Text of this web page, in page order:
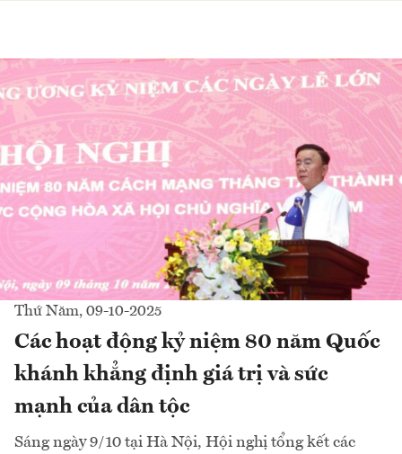
Thứ Năm, 09-10-2025
Các hoạt động kỷ niệm 80 năm Quốc
khánh khẳng định giá trị và sức
mạnh của dân tộc
Sáng ngày 9/10 tại Hà Nội, Hội nghị tổng kết các